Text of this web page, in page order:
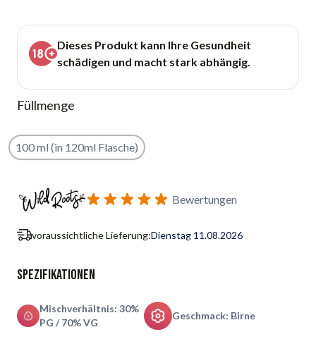
Dieses Produkt kann Ihre Gesundheit
schädigen und macht stark abhängig.
Füllmenge
100 ml (in 120ml Flasche)
Benachrichtigungsformular für Wiederverfügbarkeit
Bewertungen
voraussichtliche Lieferung:Dienstag 11.08.2026
Spezifikationen
Mischverhältnis: 30%
PG / 70% VG
Geschmack: Birne